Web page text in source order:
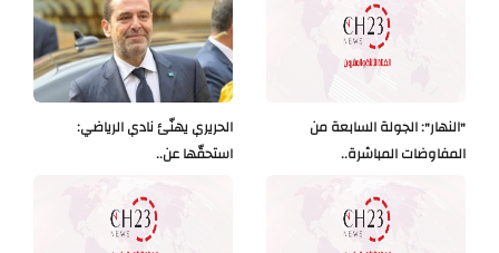
الحريري يهنّئ نادي الرياضي:
استحقّها عن..
"النهار": الجولة السابعة من
المفاوضات المباشرة..